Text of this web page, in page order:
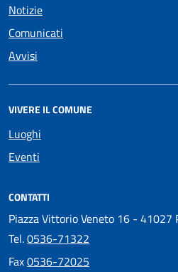
Notizie
Comunicati
Avvisi
VIVERE IL COMUNE
Luoghi
Eventi
CONTATTI
Piazza Vittorio Veneto 16 - 41027
Tel.0536-71322
Fax0536-72025